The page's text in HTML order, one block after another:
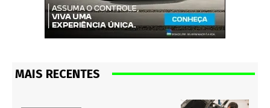
MAIS RECENTES